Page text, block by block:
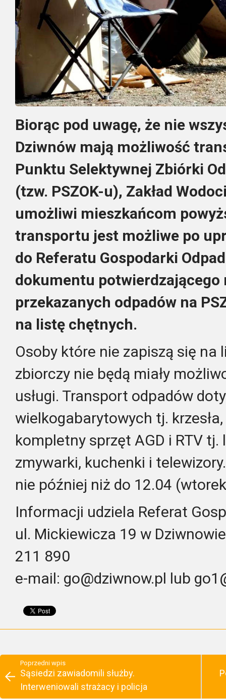
Biorąc pod uwagę, że nie
Dziwnów mają możliwość
Punktu Selektywnej Zbiórki
(tzw. PSZOK-u), Zakład
umożliwi mieszkańcom
transportu jest możliwe po
do Referatu Gospodarki
dokumentu potwierdzającego
przekazanych odpadów na
na listę chętnych.
Osoby które nie zapiszą się
zbiorczy nie będą miały
usługi. Transport odpadów
wielkogabarytowych tj.
kompletny sprzęt AGD i RTV tj.
zmywarki, kuchenki i
nie później niż do 12.04
Informacji udziela Referat
ul. Mickiewicza 19 w
211 890
e-mail: go@dziwnow.pl lub
Poprzedni wpis
Sąsiedzi zawiadomili służby.
Interweniowali strażacy i policja